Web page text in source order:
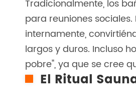
Tradicionalmente, los
para reuniones
internamente,
largos y duros. Incluso
pobre", ya que se cree
El Ritual